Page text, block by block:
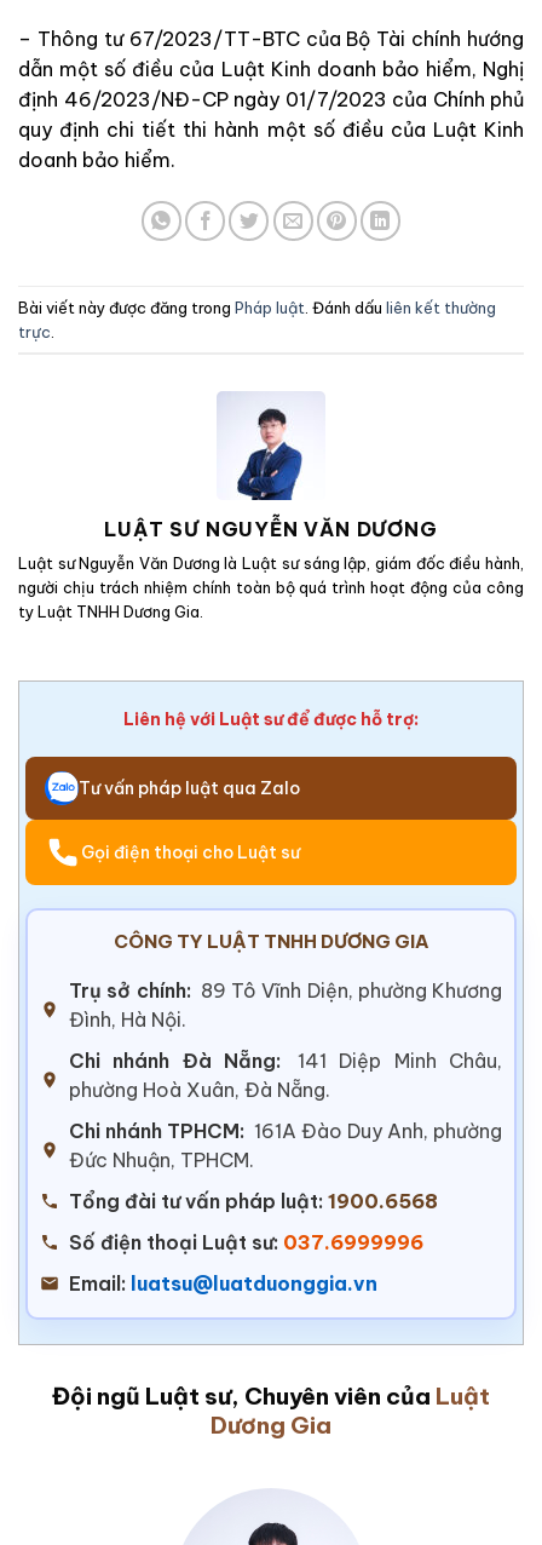
– Thông tư 67/2023/TT-BTC của Bộ Tài chính hướng
dẫn một số điều của Luật Kinh doanh bảo hiểm, Nghị
định 46/2023/NĐ-CP ngày 01/7/2023 của Chính phủ
quy định chi tiết thi hành một số điều của Luật Kinh
doanh bảo hiểm.
Bài viết này được đăng trong Pháp luật . Đánh dấu liên kết thường
trực
LUẬT SƯ NGUYỄN VĂN DƯƠNG
Luật sư Nguyễn Văn Dương là Luật sư sáng lập, giám đốc điều hành,
người chịu trách nhiệm chính toàn bộ quá trình hoạt động của công
ty Luật TNHH Dương Gia.
Liên hệ với Luật sư để được hỗ trợ:
Tư vấn pháp luật qua Zalo
Gọi điện thoại cho Luật sư
CÔNG TY LUẬT TNHH DƯƠNG GIA
Trụ sở chính: 89 Tô Vĩnh Diện, phường Khương
Đình, Hà Nội.
Chi nhánh Đà Nẵng:
141 Diệp Minh Châu,
phường Hoà Xuân, Đà Nẵng.
Chi nhánh TPHCM: 161A Đào Duy Anh, phường
Đức Nhuận, TPHCM.
Tổng đài tư vấn pháp luật: 1900.6568
Số điện thoại Luật sư: 037.6999996
Email: luatsu@luatduonggia.vn
Đội ngũ Luật sư, Chuyên viên của Luật
Dương Gia